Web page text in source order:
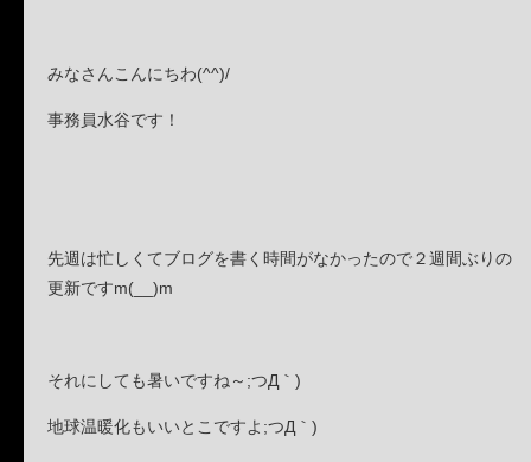
みなさんこんにちわ(^^)/
事務員水谷です！
先週は忙しくてブログを書く時間がなかったので２週間ぶりの
更新ですm(__)m
それにしても暑いですね～;つД｀)
地球温暖化もいいとこですよ;つД｀)